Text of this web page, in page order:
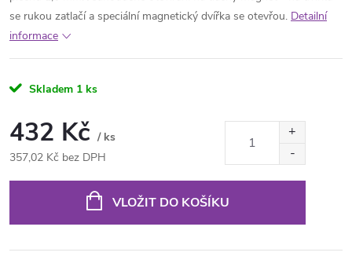
se rukou zatlačí a speciální magnetický dvířka se otevřou. Detailní
informace
Skladem 1 ks
432 Kč / ks
357,02 Kč bez DPH
VLOŽIT DO KOŠÍKU